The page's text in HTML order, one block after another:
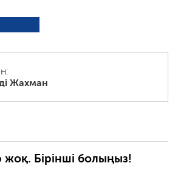
Жахман
жоқ. Бірінші болыңыз!